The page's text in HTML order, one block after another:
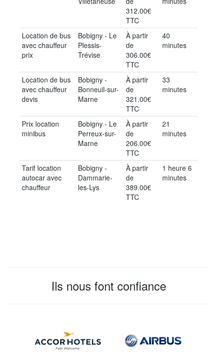
312.00€
TTC
Location de bus
avec chauffeur
prix
Bobigny - Le
Plessis-
Trévise
À partir
de
306.00€
TTC
40
minutes
Location de bus
avec chauffeur
devis
Bobigny -
Bonneuil-sur-
Marne
À partir
de
321.00€
TTC
33
minutes
Prix location
minibus
Bobigny - Le
Perreux-sur-
Marne
À partir
de
206.00€
TTC
21
minutes
Tarif location
autocar avec
chauffeur
Bobigny -
Dammarie-
les-Lys
À partir
de
389.00€
TTC
1 heure 6
minutes
Ils nous font confiance